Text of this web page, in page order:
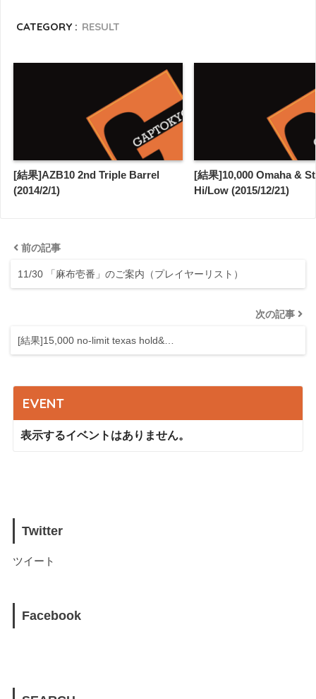
CATEGORY : RESULT
[結果]AZB10 2nd Triple Barrel
(2014/2/1)
[結果]10,000 Omaha &
Hi/Low (2015/12/21)
前の記事
11/30 「麻布壱番」のご案内（プレイヤーリスト）
次の記事
[結果]15,000 no-limit texas hold&…
EVENT
表示するイベントはありません。
Twitter
ツイート
Facebook